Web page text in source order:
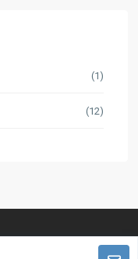
(1)
(12)